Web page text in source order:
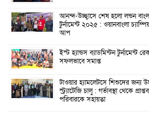
আনন্দ-উচ্ছ্বাসে শেষ হলো লন্ডন
টুর্নামেন্ট ২০২৫ : ওয়ানবাংলা
আপ
ইস্ট হ্যান্ডস ব্যাডমিন্টন টুর্নামেন্ট
সফলভাবে সমাপ্ত
টাওয়ার হ্যামলেটসে শিশুদের জন্য
স্ট্র্যাটেজি চালু : গর্ভাবস্থা থেকে
পরিবারকে সহায়তা